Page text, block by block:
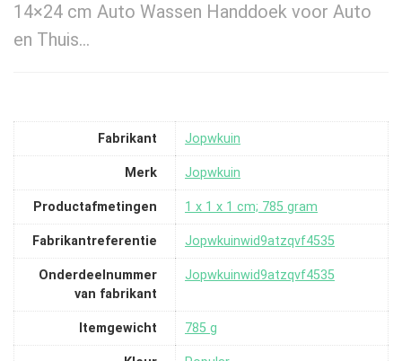
14×24 cm Auto Wassen Handdoek voor Auto
en Thuis…
Fabrikant ‎Jopwkuin
Merk ‎Jopwkuin
Productafmetingen ‎1 x 1 x 1 cm; 785 gram
Fabrikantreferentie ‎Jopwkuinwid9atzqvf4535
Onderdeelnummer
van fabrikant
‎Jopwkuinwid9atzqvf4535
Itemgewicht ‎785 g